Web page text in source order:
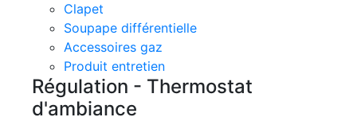
Clapet
Soupape différentielle
Accessoires gaz
Produit entretien
Régulation - Thermostat
d'ambiance